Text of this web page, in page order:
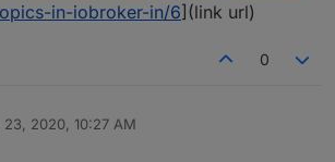
in-iobroker-in/6](link url)
0
23, 2020, 10:27 AM